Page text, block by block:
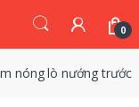
0
nóng lò nướng trước